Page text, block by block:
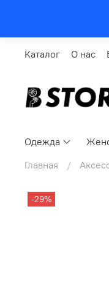
Каталог О нас
Одежда
Главная
-29%